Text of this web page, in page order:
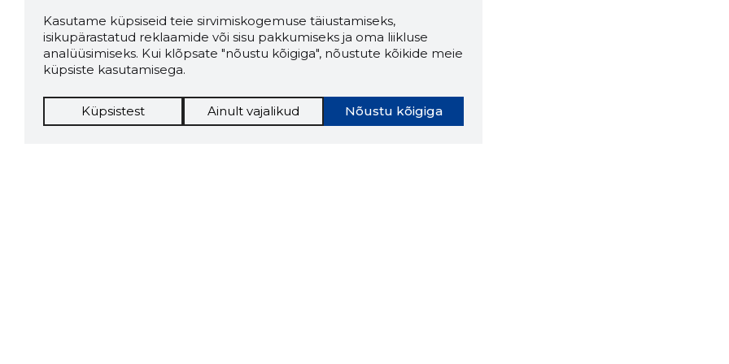
Kasutame küpsiseid teie sirvimiskogemuse täiustamiseks,
isikupärastatud reklaamide või sisu pakkumiseks ja oma liikluse
analüüsimiseks. Kui klõpsate "nõustu kõigiga", nõustute kõikide meie
küpsiste kasutamisega.
Nõustu kõigiga
Küpsistest Ainult vajalikud